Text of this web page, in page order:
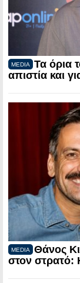
MEDIA
Τα όρια
απιστία και
MEDIA
Θάνος
στον στρατό: